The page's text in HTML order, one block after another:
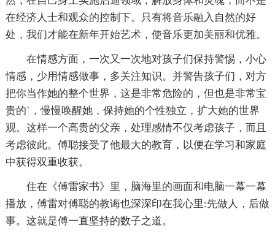
在经济人士和观众的控制下。只有将音乐融入自然的好
处，我们才能在新年开始艺术，使音乐更加美丽和优雅。
在情感方面，一次又一次地对孩子们保持警惕，小心
情感，少用情感做事，多关注知识。并警告孩子们，对方
把你当作她的整个世界，这是非常危险的，但也是非常宝
贵的`，慢慢唤醒她，保持她的个性独立，扩大她的世界
观。这样一个高贵的父亲，处理感情不仅考虑孩子，而且
考虑彼此。傅聪接受了他最大的教育，以便在学习和家庭
中获得双重收获。
住在《傅雷家书》里，脑海里的画面和电脑一幕一幕
播放，傅雷对傅聪的教诲也深深印在我心里:先做人，后做
事。这就是傅一直坚持的数子之道。